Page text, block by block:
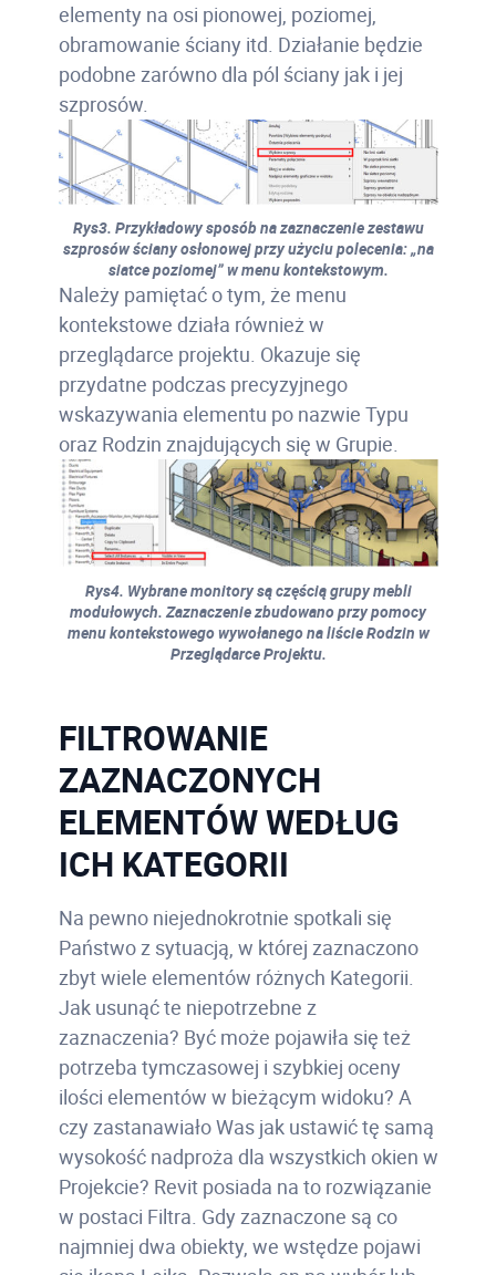
elementy na osi pionowej, poziomej,
obramowanie ściany itd. Działanie będzie
podobne zarówno dla pól ściany jak i jej
szprosów.
Rys3. Przykładowy sposób na zaznaczenie zestawu
szprosów ściany osłonowej przy użyciu polecenia: „na
siatce poziomej” w menu kontekstowym.
Należy pamiętać o tym, że menu
kontekstowe działa również w
przeglądarce projektu. Okazuje się
przydatne podczas precyzyjnego
wskazywania elementu po nazwie Typu
oraz Rodzin znajdujących się w Grupie.
Rys4. Wybrane monitory są częścią grupy mebli
modułowych. Zaznaczenie zbudowano przy pomocy
menu kontekstowego wywołanego na liście Rodzin w
Przeglądarce Projektu.
FILTROWANIE
ZAZNACZONYCH
ELEMENTÓW WEDŁUG
ICH KATEGORII
Na pewno niejednokrotnie spotkali się
Państwo z sytuacją, w której zaznaczono
zbyt wiele elementów różnych Kategorii.
Jak usunąć te niepotrzebne z
zaznaczenia? Być może pojawiła się też
potrzeba tymczasowej i szybkiej oceny
ilości elementów w bieżącym widoku? A
czy zastanawiało Was jak ustawić tę samą
wysokość nadproża dla wszystkich okien w
Projekcie? Revit posiada na to rozwiązanie
w postaci Filtra. Gdy zaznaczone są co
najmniej dwa obiekty, we wstędze pojawi